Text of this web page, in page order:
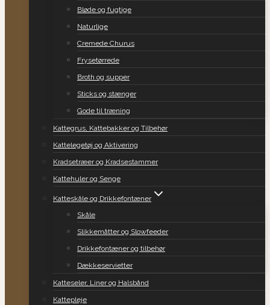
Bløde og fugtige
Naturlige
Cremede Churus
Frysetørrede
Broth og supper
Sticks og stænger
Gode til træning
Kattegrus, Kattebakker og Tilbehør
Kattelegetøj og Aktivering
Kradsetræer og Kradsestammer
Kattehuler og Senge
Katteskåle og Drikkefontæner
Skåle
Slikkemåtter og Slowfeeder
Drikkefontæner og tilbehør
Dækkeservietter
Katteseler, Liner og Halsbånd
Kattepleje